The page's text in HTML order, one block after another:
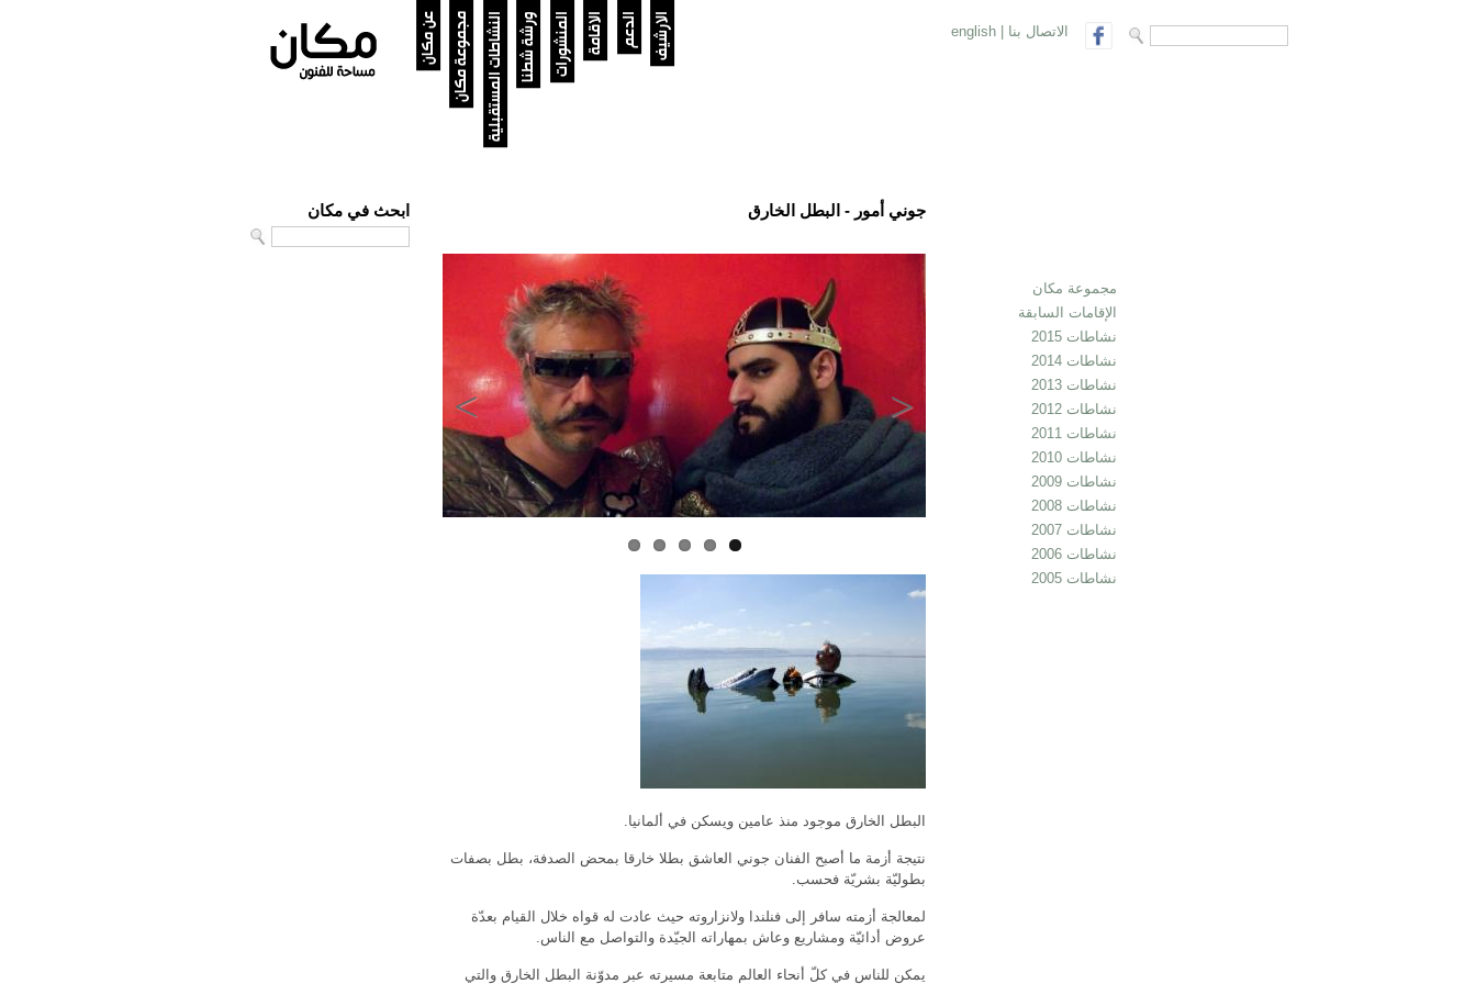
Search الاتصال بنا english عن مكان مجموعة مكانالنشاطات المستقبلية ورشة شطنا المنشورات الاقامة الدعم الارشيف
مجموعة مكان
الإقامات السابقة
نشاطات 2015
نشاطات 2014
نشاطات 2013
نشاطات 2012
نشاطات 2011
نشاطات 2010
نشاطات 2009
نشاطات 2008
نشاطات 2007
نشاطات 2006
نشاطات 2005
جوني أمور - البطل الخارق
البطل الخارق موجود منذ عامين ويسكن في ألمانيا.
نتيجة أزمة ما أصبح الفنان جوني العاشق بطلا خارقا بمحض الصدفة، بطل بصفات
بطوليّة بشريّة فحسب.
لمعالجة أزمته سافر إلى فنلندا ولانزاروته حيث عادت له قواه خلال القيام بعدّة
عروض أدائيّة ومشاريع وعاش بمهاراته الجيّدة والتواصل مع الناس.
يمكن للناس في كلّ أنحاء العالم متابعة مسيرته عبر مدوّنة البطل الخارق والتي
ابحث في مكان